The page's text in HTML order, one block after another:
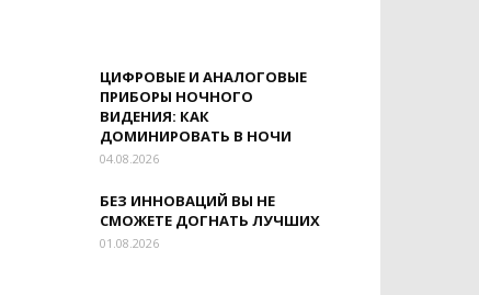
ЦИФРОВЫЕ И АНАЛОГОВЫЕ
ПРИБОРЫ НОЧНОГО
ВИДЕНИЯ: КАК
ДОМИНИРОВАТЬ В НОЧИ
04.08.2026
БЕЗ ИННОВАЦИЙ ВЫ НЕ
СМОЖЕТЕ ДОГНАТЬ ЛУЧШИХ
01.08.2026